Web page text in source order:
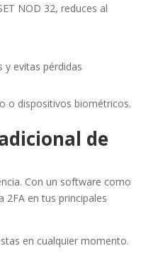
NOD 32, reduces al
y evitas pérdidas
o dispositivos biométricos.
de
Con un software como
2FA en tus principales
en cualquier momento.